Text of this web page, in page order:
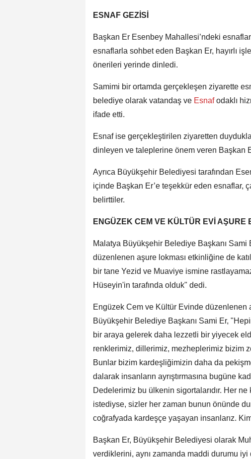
ESNAF GEZİSİ
Başkan Er Esenbey Mahallesi’ndeki
esnaflarla sohbet eden Başkan Er, hayırlı
önerileri yerinde dinledi.
Samimi bir ortamda gerçekleşen ziyarette
belediye olarak vatandaş ve Esnafodaklı
ifade etti.
Esnaf ise gerçekleştirilen ziyaretten
dinleyen ve taleplerine önem veren Başkan
Ayrıca Büyükşehir Belediyesi tarafından
içinde Başkan Er’e teşekkür eden esnaflar,
belirttiler.
ENGÜZEK CEM VE KÜLTÜR EVİ AŞURE
Malatya Büyükşehir Belediye Başkanı Sami
düzenlenen aşure lokması etkinliğine de
bir tane Yezid ve Muaviye ismine
Hüseyin'in tarafında olduk" dedi.
Engüzek Cem ve Kültür Evinde düzenlenen
Büyükşehir Belediye Başkanı Sami Er,
bir araya gelerek daha lezzetli bir yiyecek
renklerimiz, dillerimiz, mezheplerimiz bizim
Bunlar bizim kardeşliğimizin daha da
dalarak insanların ayrıştırmasına bugüne
Dedelerimiz bu ülkenin sigortalarıdır. Her
istediyse, sizler her zaman bunun önünde
coğrafyada kardeşçe yaşayan insanlarız.
Başkan Er, Büyükşehir Belediyesi olarak
verdiklerini, aynı zamanda maddi durumu iyi